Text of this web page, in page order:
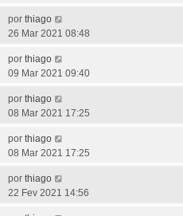
por thiago
26 Mar 2021 08:48
por thiago
09 Mar 2021 09:40
por thiago
08 Mar 2021 17:25
por thiago
08 Mar 2021 17:25
por thiago
22 Fev 2021 14:56